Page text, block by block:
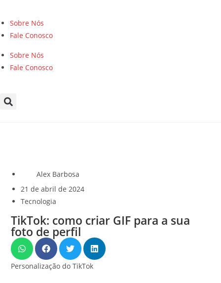
Sobre Nós
Fale Conosco
Sobre Nós
Fale Conosco
Alex Barbosa
21 de abril de 2024
Tecnologia
TikTok: como criar GIF para a sua
foto de perfil
Personalização do TikTok